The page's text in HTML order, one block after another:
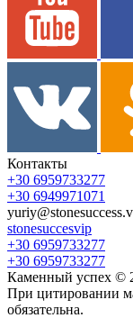
Контакты
+30 6959733277
+30 6949971071
stonesuccesvip
+30 6959733277
+30 6959733277
Каменный успех ©
При цитировании
обязательна.